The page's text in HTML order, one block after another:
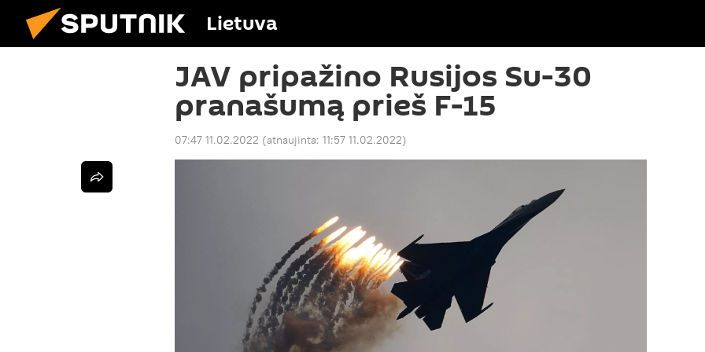
Lietuva
JAV pripažino Rusijos Su-30
pranašumą prieš F-15
07:47 11.02.2022 (atnaujinta: 11:57 11.02.2022)